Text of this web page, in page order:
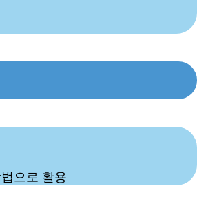
으로 활용